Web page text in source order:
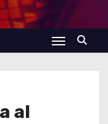
al